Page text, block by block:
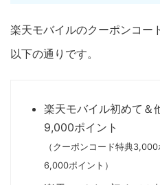
楽天モバイルのクーポンコー
以下の通りです。
楽天モバイル初めて
9,000ポイント
（クーポンコード特典
6,000ポイント）